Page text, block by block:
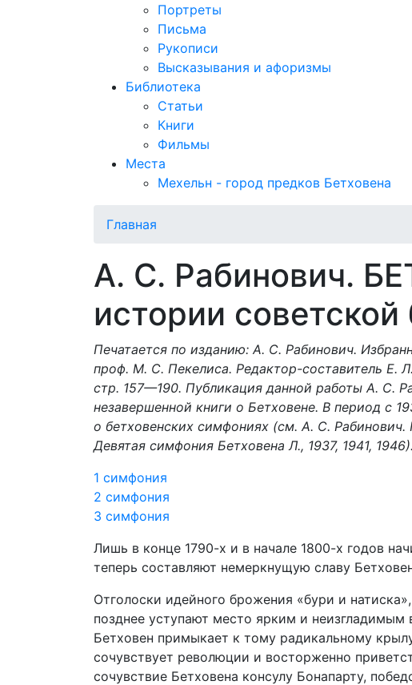
Портреты
Письма
Рукописи
Высказывания и афоризмы
Библиотека
Статьи
Книги
Фильмы
Места
Мехельн - город предков Бетховена
Главная
А. С. Рабинович.
истории
Печатается по изданию: А. С. Рабинович.
проф. М. С. Пекелиса. Редактор-составитель Е.
стр. 157—190. Публикация данной работы А. С.
незавершенной книги о Бетховене. В период с
о бетховенских симфониях (см. А. С.
Девятая симфония Бетховена Л., 1937, 1941, 1946).
1 симфония
2 симфония
3 симфония
Лишь в конце 1790-х и в начале 1800-х годов
теперь составляют немеркнущую славу
Отголоски идейного брожения «бури и
позднее уступают место ярким и
Бетховен примыкает к тому радикальному
сочувствует революции и восторженно
сочувствие Бетховена консулу Бонапарту,